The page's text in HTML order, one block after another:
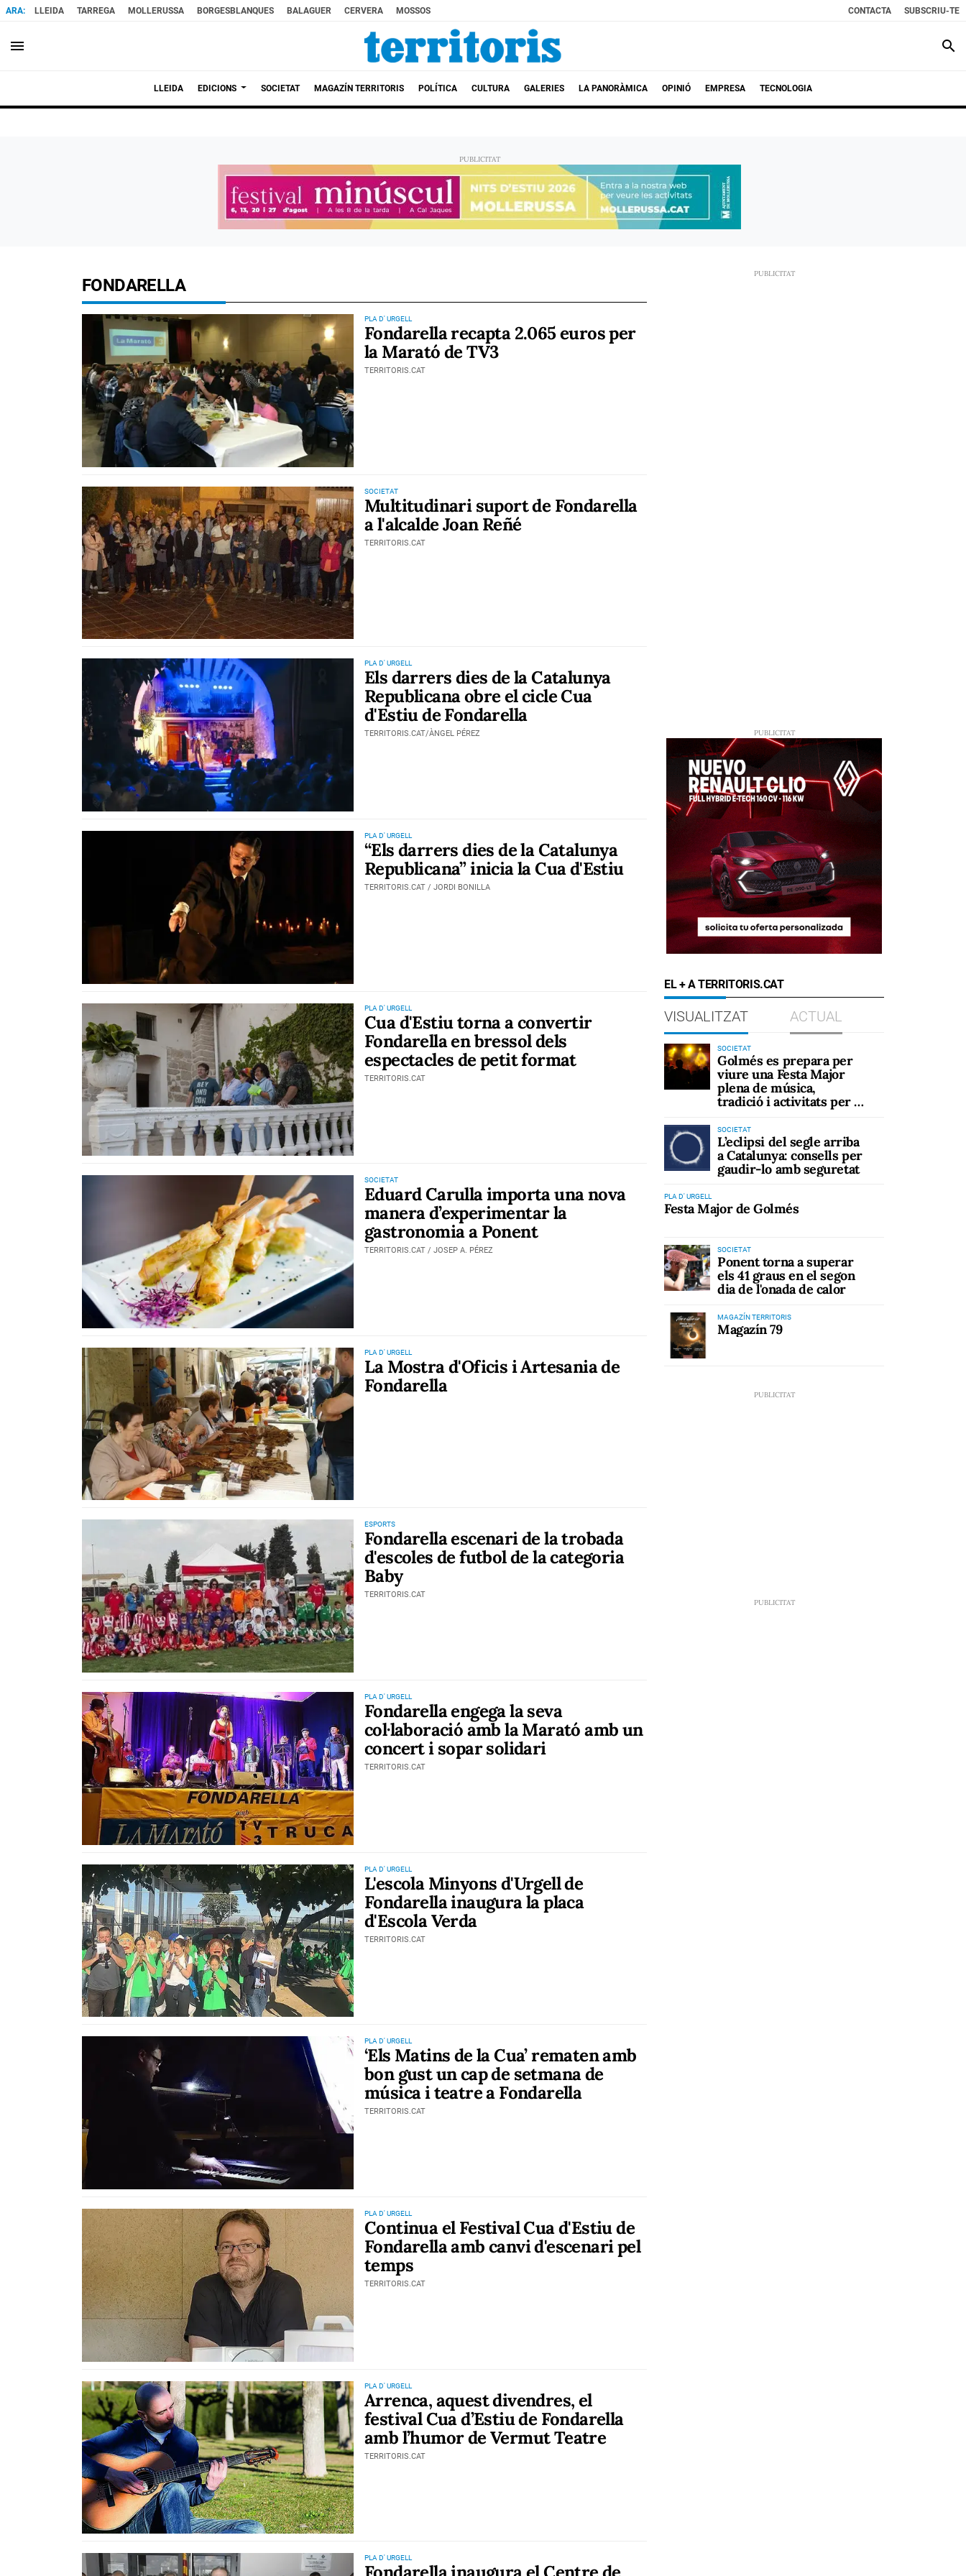
LLEIDA TARREGA MOLLERUSSA BORGESBLANQUES BALAGUER CERVERA MOSSOS CONTACTA SUBSCRIU-TE
menu search
LLEIDA EDICIONS SOCIETAT MAGAZÍN TERRITORIS POLÍTICA CULTURA GALERIES LA PANORÀMICA OPINIÓ EMPRESA TECNOLOGIA
FONDARELLA
PLA D' URGELL
Fondarella recapta 2.065 euros per
la Marató de TV3
TERRITORIS.CAT
SOCIETAT
Multitudinari suport de Fondarella
a l'alcalde Joan Reñé
TERRITORIS.CAT
PLA D' URGELL
Els darrers dies de la Catalunya
Republicana obre el cicle Cua
d'Estiu de Fondarella
TERRITORIS.CAT/ÀNGEL PÉREZ
PLA D' URGELL
“Els darrers dies de la Catalunya
Republicana” inicia la Cua d'Estiu
TERRITORIS.CAT / JORDI BONILLA
PLA D' URGELL
Cua d'Estiu torna a convertir
Fondarella en bressol dels
espectacles de petit format
TERRITORIS.CAT
SOCIETAT
Eduard Carulla importa una nova
manera d’experimentar la
gastronomia a Ponent
TERRITORIS.CAT / JOSEP A. PÉREZ
PLA D' URGELL
La Mostra d'Oficis i Artesania de
Fondarella
ESPORTS
Fondarella escenari de la trobada
d'escoles de futbol de la categoria
Baby
TERRITORIS.CAT
PLA D' URGELL
Fondarella engega la seva
col·laboració amb la Marató amb un
concert i sopar solidari
TERRITORIS.CAT
PLA D' URGELL
L'escola Minyons d'Urgell de
Fondarella inaugura la placa
d'Escola Verda
TERRITORIS.CAT
PLA D' URGELL
‘Els Matins de la Cua’ rematen amb
bon gust un cap de setmana de
música i teatre a Fondarella
TERRITORIS.CAT
PLA D' URGELL
Continua el Festival Cua d'Estiu de
Fondarella amb canvi d'escenari pel
temps
TERRITORIS.CAT
PLA D' URGELL
Arrenca, aquest divendres, el
festival Cua d’Estiu de Fondarella
amb l’humor de Vermut Teatre
TERRITORIS.CAT
PLA D' URGELL
EL + A TERRITORIS.CAT
VISUALITZAT ACTUAL
SOCIETAT
Golmés es prepara per
viure una Festa Major
plena de música,
tradició i activitats per a
SOCIETAT
L’eclipsi del segle arriba
a Catalunya: consells per
gaudir-lo amb seguretat
PLA D' URGELL
Festa Major de Golmés
SOCIETAT
Ponent torna a superar
els 41 graus en el segon
dia de l'onada de calor
MAGAZÍN TERRITORIS
Magazín 79